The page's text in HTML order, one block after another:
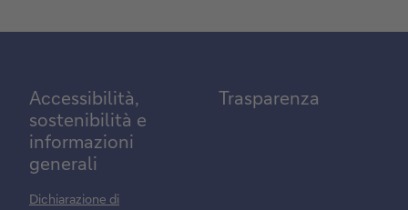
Accessibilità,
sostenibilità e
informazioni
generali
Dichiarazione di
Trasparenza